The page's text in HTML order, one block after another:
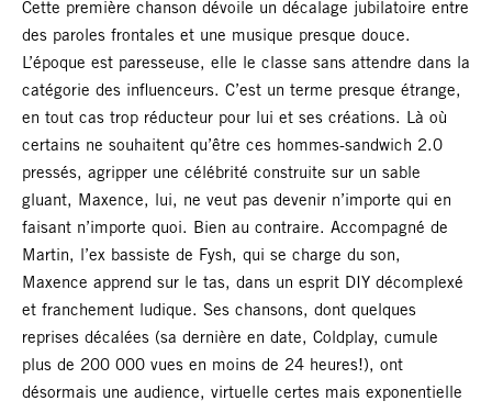
Cette première chanson dévoile un décalage jubilatoire entre
des paroles frontales et une musique presque douce.
L’époque est paresseuse, elle le classe sans attendre dans la
catégorie des influenceurs. C’est un terme presque étrange,
en tout cas trop réducteur pour lui et ses créations. Là où
certains ne souhaitent qu’être ces hommes-sandwich 2.0
pressés, agripper une célébrité construite sur un sable
gluant, Maxence, lui, ne veut pas devenir n’importe qui en
faisant n’importe quoi. Bien au contraire. Accompagné de
Martin, l’ex bassiste de Fysh, qui se charge du son,
Maxence apprend sur le tas, dans un esprit DIY décomplexé
et franchement ludique. Ses chansons, dont quelques
reprises décalées (sa dernière en date, Coldplay, cumule
plus de 200 000 vues en moins de 24 heures!), ont
désormais une audience, virtuelle certes mais exponentielle